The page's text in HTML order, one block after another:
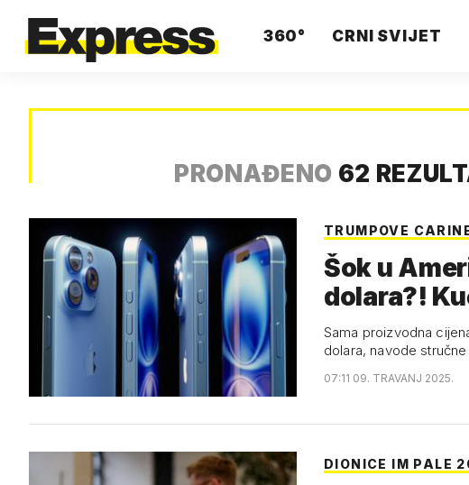
360° CRNI SVIJET
PRONAĐENO 62
TRUMPOVE
Šok u
dolara?!
Sama proizvodna
dolara, navode
07:11 09. TRAVANJ 2025.
DIONICE IM PALE